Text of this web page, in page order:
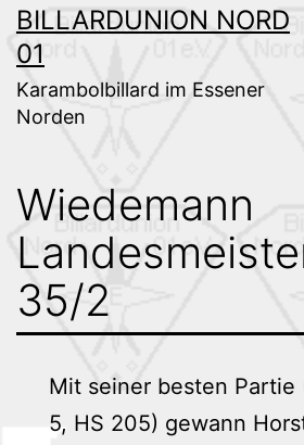
Zum
Inhalt
springen
BILLARDUNION NORD
01
Karambolbillard im Essener
Norden
Wiedemann
35/2
Mit seiner besten Partie
5, HS 205) gewann